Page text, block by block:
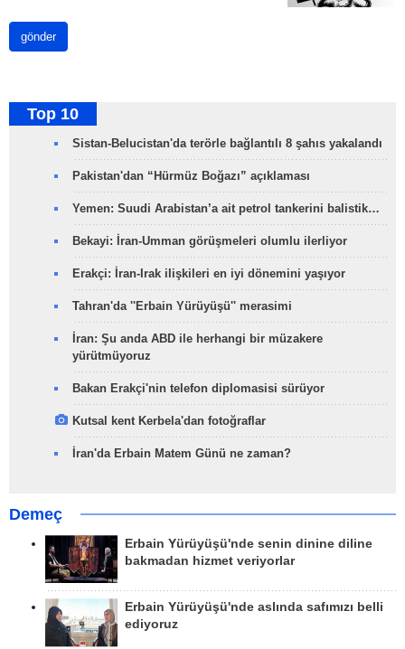
gönder
Top 10
Sistan-Belucistan'da terörle bağlantılı 8 şahıs yakalandı
Pakistan'dan “Hürmüz Boğazı” açıklaması
Yemen: Suudi Arabistan’a ait petrol tankerini balistik…
Bekayi: İran-Umman görüşmeleri olumlu ilerliyor
Erakçi: İran-Irak ilişkileri en iyi dönemini yaşıyor
Tahran'da ''Erbain Yürüyüşü'' merasimi
İran: Şu anda ABD ile herhangi bir müzakere
yürütmüyoruz
Bakan Erakçi'nin telefon diplomasisi sürüyor
Kutsal kent Kerbela'dan fotoğraflar
İran'da Erbain Matem Günü ne zaman?
Demeç
Erbain Yürüyüşü'nde senin dinine diline
bakmadan hizmet veriyorlar
Erbain Yürüyüşü'nde aslında safımızı belli
ediyoruz